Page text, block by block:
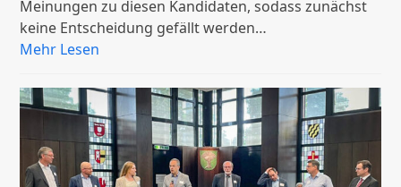
Meinungen zu diesen Kandidaten, sodass zunächst
keine Entscheidung gefällt werden…
Mehr Lesen